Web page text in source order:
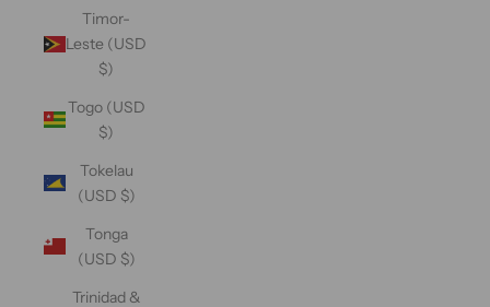
Timor-
Leste (USD
$)
Togo (USD
$)
Tokelau
(USD $)
Tonga
(USD $)
Trinidad &